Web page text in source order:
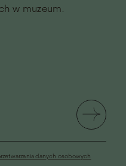
w muzeum.
danych osobowych